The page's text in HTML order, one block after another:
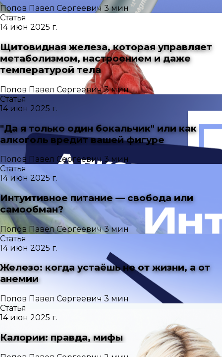
Попов Павел Сергеевич 3 мин
Статья
14 июн 2025 г.
Щитовидная железа, которая управляет
метаболизмом, настроением и даже
температурой тела
Попов Павел Сергеевич3 мин
Статья
14 июн 2025 г.
"Да я только один бокальчик" или как
алкоголь вредит вашей фигуре
Попов Павел Сергеевич 3 мин
Статья
14 июн 2025 г.
Интуитивное питание — свобода или
самообман?
Попов Павел Сергеевич3 мин
Статья
14 июн 2025 г.
Железо: когда устаёшь не от жизни, а от
анемии
Попов Павел Сергеевич 3 мин
Статья
14 июн 2025 г.
Калории: правда, мифы